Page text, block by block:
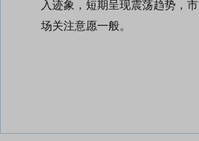
入迹象，短期呈现震荡趋势，市
场关注意愿一般。